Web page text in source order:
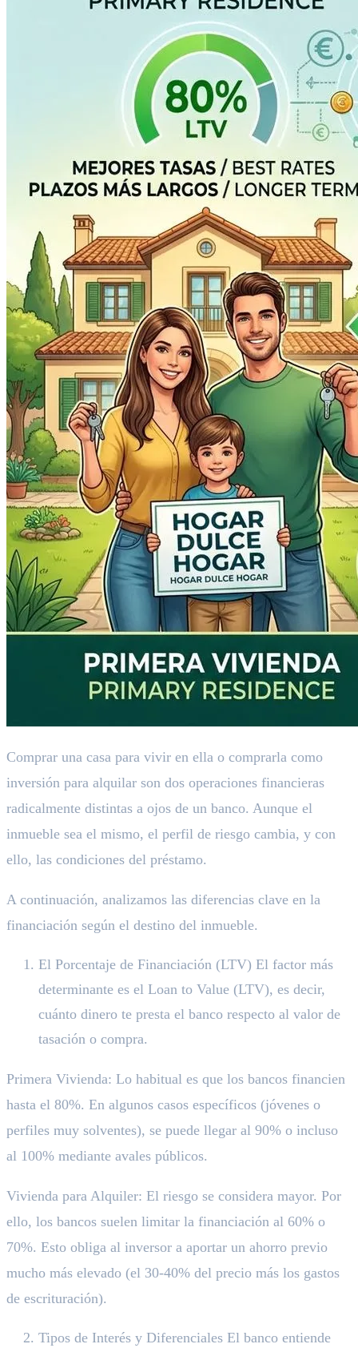
Comprar una casa para vivir en ella o comprarla como
inversión para alquilar son dos operaciones financieras
radicalmente distintas a ojos de un banco. Aunque el
inmueble sea el mismo, el perfil de riesgo cambia, y con
ello, las condiciones del préstamo.
A continuación, analizamos las diferencias clave en la
financiación según el destino del inmueble.
El Porcentaje de Financiación (LTV) El factor más
determinante es el Loan to Value (LTV), es decir,
cuánto dinero te presta el banco respecto al valor de
tasación o compra.
Primera Vivienda: Lo habitual es que los bancos financien
hasta el 80%. En algunos casos específicos (jóvenes o
perfiles muy solventes), se puede llegar al 90% o incluso
al 100% mediante avales públicos.
Vivienda para Alquiler: El riesgo se considera mayor. Por
ello, los bancos suelen limitar la financiación al 60% o
70%. Esto obliga al inversor a aportar un ahorro previo
mucho más elevado (el 30-40% del precio más los gastos
de escrituración).
Tipos de Interés y Diferenciales El banco entiende